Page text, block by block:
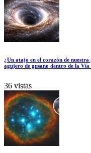
¿Un atajo en el corazón de
agujero de gusano dentro de la Vía
36 vistas